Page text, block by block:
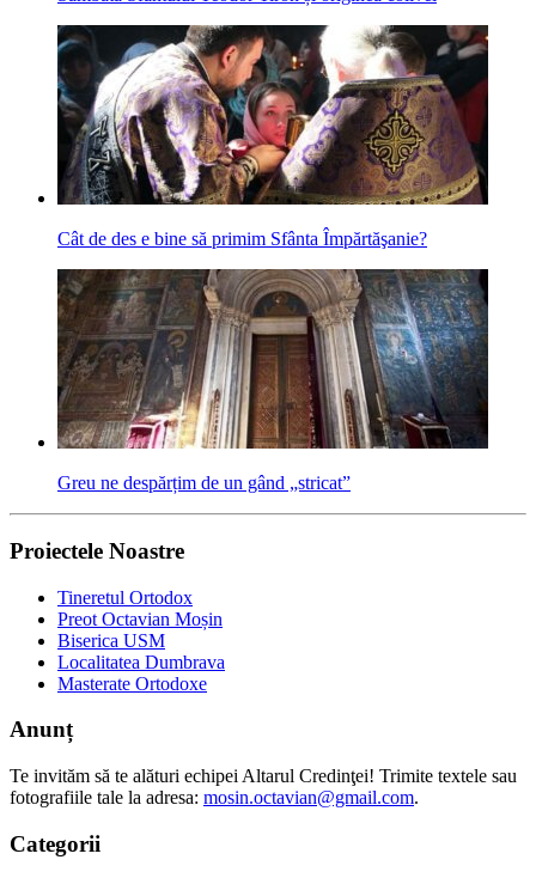
Cât de des e bine să primim Sfânta Împărtăşanie?
Greu ne despărțim de un gând „stricat”
Proiectele Noastre
Tineretul Ortodox
Preot Octavian Moșin
Biserica USM
Localitatea Dumbrava
Masterate Ortodoxe
Anunț
Te invităm să te alături echipei Altarul Credinţei! Trimite textele sau
fotografiile tale la adresa: mosin.octavian@gmail.com.
Categorii